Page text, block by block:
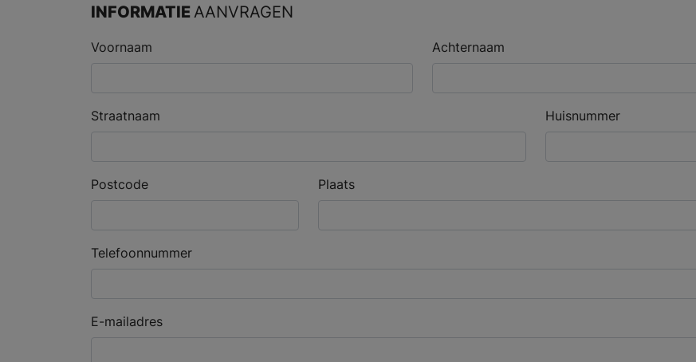
INFORMATIE AANVRAGEN
Voornaam Achternaam
Straatnaam Huisnummer
Postcode Plaats
Telefoonnummer
E-mailadres